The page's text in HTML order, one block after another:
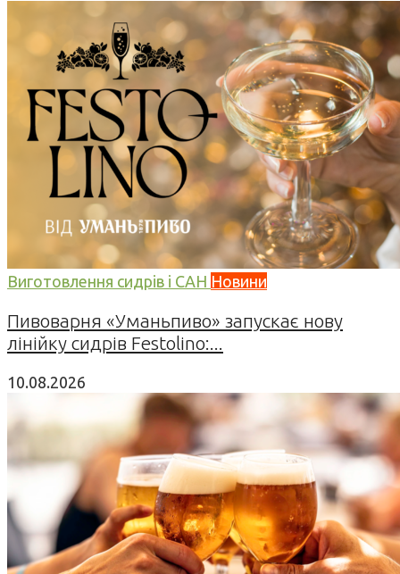
Виготовлення сидрів і САН Новини
Пивоварня «Уманьпиво» запускає нову
лінійку сидрів Festolino:...
10.08.2026